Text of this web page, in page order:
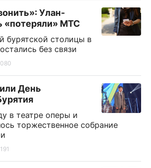
Улан-
«потеряли» МТС
бурятской столицы в
без связи
День
в театре оперы и
торжественное собрание